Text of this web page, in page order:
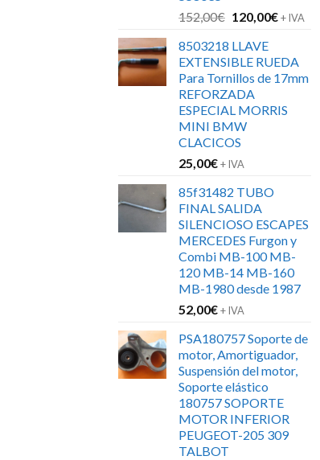
152,00€ El
original
era:
152,00€.
120,00€El
es:
120,00€.
+ IVA
8503218 LLAVE
EXTENSIBLE RUEDA
Para Tornillos de 17mm
REFORZADA
ESPECIAL MORRIS
MINI BMW
CLACICOS
25,00€+ IVA
85f31482 TUBO
FINAL SALIDA
SILENCIOSO ESCAPES
MERCEDES Furgon y
Combi MB-100 MB-
120 MB-14 MB-160
MB-1980 desde 1987
52,00€+ IVA
PSA180757 Soporte de
motor, Amortiguador,
Suspensión del motor,
Soporte elástico
180757 SOPORTE
MOTOR INFERIOR
PEUGEOT-205 309
TALBOT